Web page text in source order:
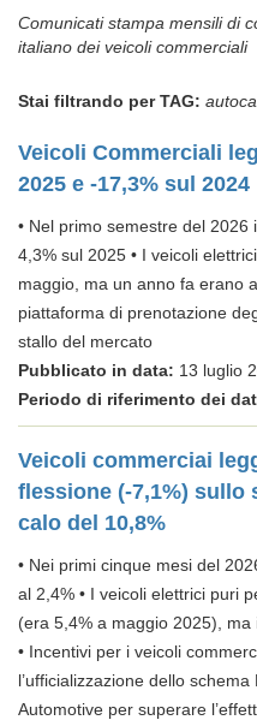
Comunicati stampa mensili di
italiano dei veicoli commerciali
Stai filtrando per TAG:
Veicoli Commerciali
2025 e -17,3% sul 2024
• Nel primo semestre del
4,3% sul 2025 • I veicoli
maggio, ma un anno fa erano
piattaforma di prenotazione
stallo del mercato
Pubblicato in data: 13 luglio
Periodo di riferimento dei
Veicoli commerciai
flessione (-7,1%) sullo
calo del 10,8%
• Nei primi cinque mesi del
al 2,4% • I veicoli elettrici puri
(era 5,4% a maggio 2025),
• Incentivi per i veicoli
l’ufficializzazione dello
Automotive per superare